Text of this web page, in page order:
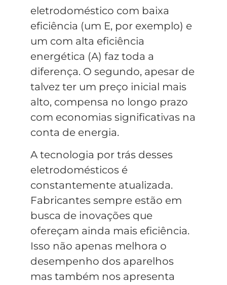
eletrodoméstico com baixa
eficiência (um E, por exemplo) e
um com alta eficiência
energética (A) faz toda a
diferença. O segundo, apesar de
talvez ter um preço inicial mais
alto, compensa no longo prazo
com economias significativas na
conta de energia.
A tecnologia por trás desses
eletrodomésticos é
constantemente atualizada.
Fabricantes sempre estão em
busca de inovações que
ofereçam ainda mais eficiência.
Isso não apenas melhora o
desempenho dos aparelhos
mas também nos apresenta